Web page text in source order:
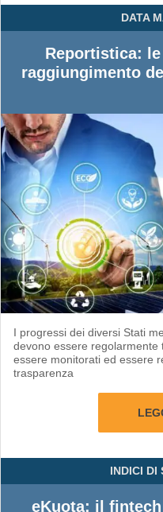
DATA
Reportistica:
raggiungimento
I progressi dei diversi Stati
devono essere regolarmente
essere monitorati ed essere
trasparenza
INDICI DI
eKuota: il